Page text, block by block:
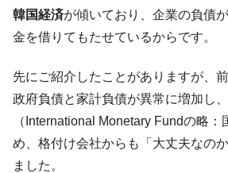
す」⇒「金を経由するドル入手」手段
『Money1』
韓国･外為取引量「1日
『Money1』
韓国･帰ってきた李在
い「50.5％」に上昇
『Money1』
韓国大統領府ボンクラ
た ⇒ 国家が行った恐るべき株価操作
断
韓国経済が傾いており、企業の負債
金を借りてもたせているからです。
先にご紹介したことがありますが、
政府負債と家計負債が異常に増加し、
（International Monetary Fundの略：
め、格付け会社からも「大丈夫なの
ました。